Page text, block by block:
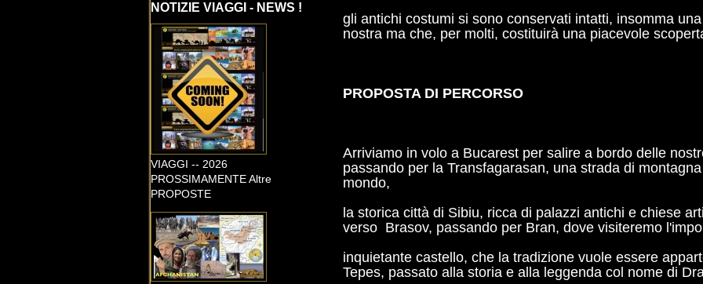
gli antichi costumi si sono conservati intatti, insomma
nostra ma che, per molti, costituirà una piacevole
PROPOSTA DI PERCORSO
Arriviamo in volo a Bucarest per salire a bordo delle
passando per la Transfagarasan, una strada di
mondo,
la storica città di Sibiu, ricca di palazzi antichi e chiese
verso Brasov, passando per Bran, dove visiteremo
inquietante castello, che la tradizione vuole essere
Tepes, passato alla storia e alla leggenda col nome di
NOTIZIE VIAGGI - NEWS !
VIAGGI -- 2026
PROSSIMAMENTE Altre
PROPOSTE